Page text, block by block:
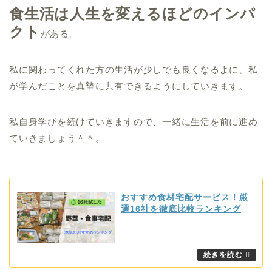
食生活は人生を変えるほどのインパ
クト がある。
私に関わってくれた方の生活が少しでも良くなるよに、私
が学んだことを真摯に共有できるようにしていきます。
私自身学びを続けていきますので、一緒に生活を前に進め
ていきましょう＾＾。
おすすめ食材宅配サービス！厳
選16社を徹底比較ランキング